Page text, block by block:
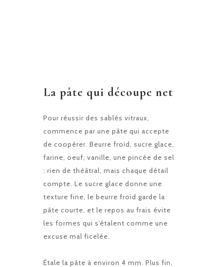
La pâte qui découpe net
Pour réussir des sablés vitraux,
commence par une pâte qui accepte
de coopérer. Beurre froid, sucre glace,
farine, oeuf, vanille, une pincée de sel
: rien de théâtral, mais chaque détail
compte. Le sucre glace donne une
texture fine, le beurre froid garde la
pâte courte, et le repos au frais évite
les formes qui s’étalent comme une
excuse mal ficelée.
Étale la pâte à environ 4 mm. Plus fin,